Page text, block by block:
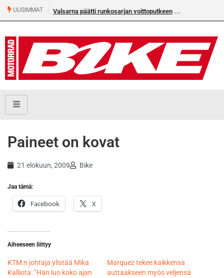
UUSIMMAT Valsarna päätti runkosarjan voittoputkeen
Paineet on kovat
21 elokuun, 2009 Bike
Jaa tämä:
Facebook X
Aiheeseen liittyy
KTM:n johtaja ylistää Mika
Kalliota: ”Hän luo koko ajan
Marquez tekee kaikkensa
auttaakseen myös veljensä